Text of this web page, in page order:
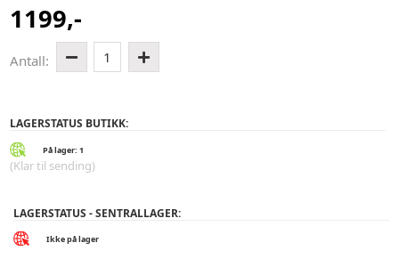
1199,-
Antall: 1
LAGERSTATUS BUTIKK:
På lager: 1
(Klar til sending)
LAGERSTATUS - SENTRALLAGER:
Ikke på lager